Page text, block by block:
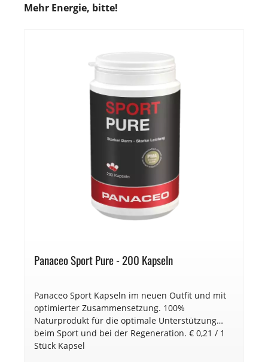
Mehr Energie, bitte!
Panaceo Sport Pure - 200 Kapseln
Panaceo Sport Kapseln im neuen Outfit und mit
optimierter Zusammensetzung. 100%
Naturprodukt für die optimale Unterstützung
beim Sport und bei der Regeneration. € 0,21 / 1
Stück Kapsel